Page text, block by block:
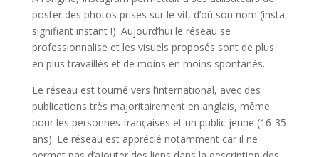
poster des photos prises sur le vif, d’où son nom (insta
signifiant instant !). Aujourd’hui le réseau se
professionnalise et les visuels proposés sont de plus
en plus travaillés et de moins en moins spontanés.
Le réseau est tourné vers l’international, avec des
publications très majoritairement en anglais, même
pour les personnes françaises et un public jeune (16-35
ans). Le réseau est apprécié notamment car il ne